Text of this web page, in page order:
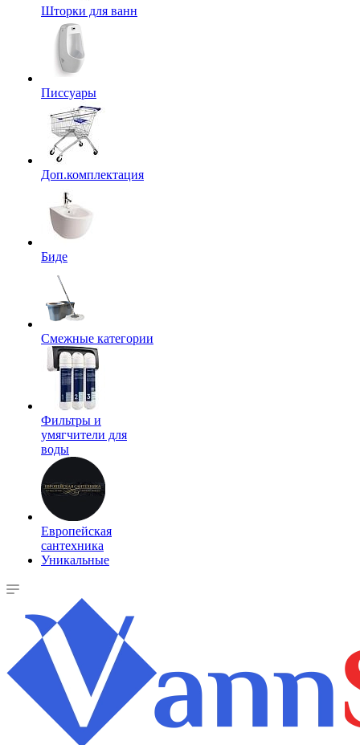
Шторки для ванн
Писсуары
Доп.комплектация
Биде
Смежные категории
Фильтры и
умягчители для
воды
Европейская
сантехника
Уникальные